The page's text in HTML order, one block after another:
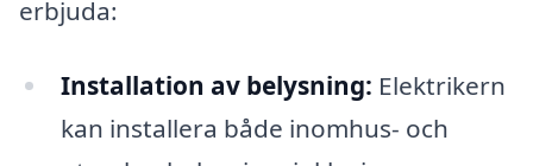
erbjuda:
Installation av belysning: Elektrikern
kan installera både inomhus- och